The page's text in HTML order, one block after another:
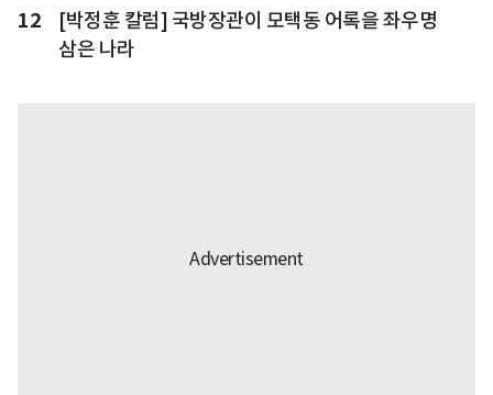
12
[박정훈 칼럼] 국방장관이 모택동 어록을 좌우명
삼은 나라